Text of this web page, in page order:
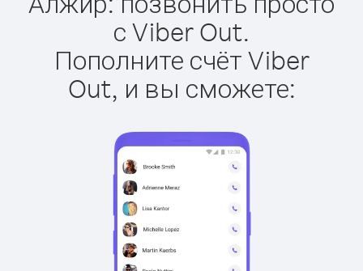
с Viber Out.
Пополните счёт Viber
Out, и вы сможете: